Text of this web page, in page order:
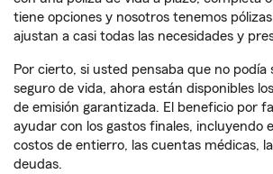
tiene opciones y nosotros tenemos
ajustan a casi todas las necesidades y
Por cierto, si usted pensaba que no podía
seguro de vida, ahora están disponibles
de emisión garantizada. El beneficio por
ayudar con los gastos finales, incluyendo
costos de entierro, las cuentas médicas,
deudas.